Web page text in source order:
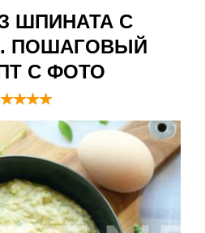
ШПИНАТА С
ПОШАГОВЫЙ
С ФОТО